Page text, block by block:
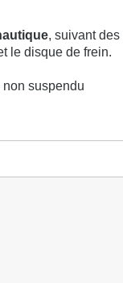
, suivant des
le disque de frein.
non suspendu